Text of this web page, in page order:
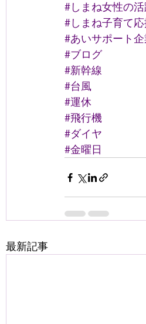
#しまね女性の
#しまね子育て
#あいサポート企
#ブログ
#新幹線
#台風
#運休
#飛行機
#ダイヤ
#金曜日
最新記事